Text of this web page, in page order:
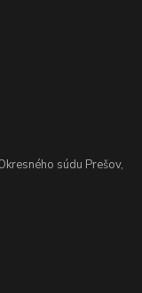
súdu Prešov,